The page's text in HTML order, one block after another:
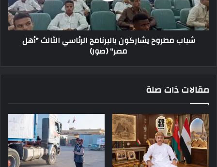
شباب مطروح يشاركون بالبرنامج الرئاسي الثالث "أهل
مصر" (صور)
مقالات ذات صلة